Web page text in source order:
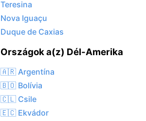
Teresina
Nova Iguaçu
Duque de Caxias
Országok a(z) Dél-Amerika
🇦🇷 Argentína
🇧🇴 Bolívia
🇨🇱 Csile
🇪🇨 Ekvádor